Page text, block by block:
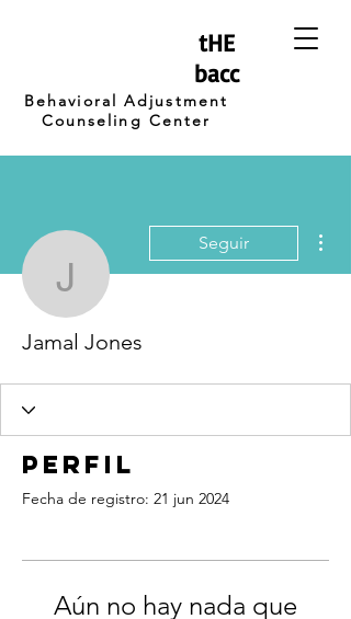
tHE
bacc
Behavioral Adjustment
Counseling Center
Jamal Jones
Seguir
Jamal Jones
Perfil
Fecha de registro: 21 jun 2024
Aún no hay nada que